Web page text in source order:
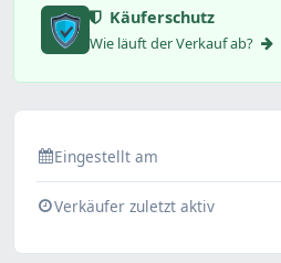
Käuferschutz
Wie läuft der Verkauf ab?
Eingestellt am
Verkäufer zuletzt aktiv